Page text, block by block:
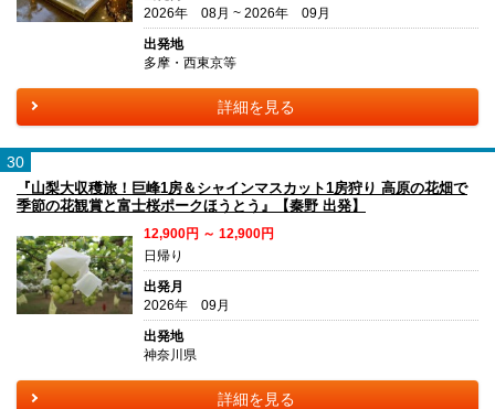
2026年 08月 ~ 2026年 09月
出発地
多摩・西東京等
詳細を見る
30
『山梨大収穫旅！巨峰1房＆シャインマスカット1房狩り 高原の花畑で
季節の花観賞と富士桜ポークほうとう』【秦野 出発】
12,900円 ～ 12,900円
日帰り
出発月
2026年 09月
出発地
神奈川県
詳細を見る